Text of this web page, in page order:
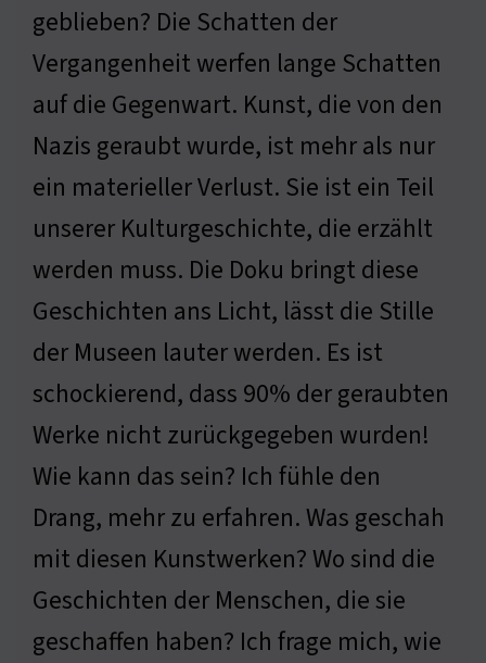
geblieben? Die Schatten der
Vergangenheit werfen lange Schatten
auf die Gegenwart. Kunst, die von den
Nazis geraubt wurde, ist mehr als nur
ein materieller Verlust. Sie ist ein Teil
unserer Kulturgeschichte, die erzählt
werden muss. Die Doku bringt diese
Geschichten ans Licht, lässt die Stille
der Museen lauter werden. Es ist
schockierend, dass 90% der geraubten
Werke nicht zurückgegeben wurden!
Wie kann das sein? Ich fühle den
Drang, mehr zu erfahren. Was geschah
mit diesen Kunstwerken? Wo sind die
Geschichten der Menschen, die sie
geschaffen haben? Ich frage mich, wie